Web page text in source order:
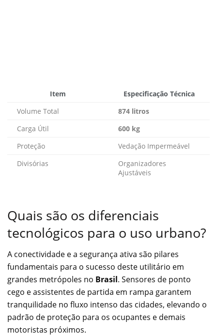
Item
Especificação Técnica
Volume Total
874 litros
Carga Útil
600 kg
Proteção
Vedação Impermeável
Divisórias
Organizadores
Ajustáveis
Quais são os diferenciais
tecnológicos para o uso urbano?
A conectividade e a segurança ativa são pilares
fundamentais para o sucesso deste utilitário em
grandes metrópoles no Brasil. Sensores de ponto
cego e assistentes de partida em rampa garantem
tranquilidade no fluxo intenso das cidades, elevando o
padrão de proteção para os ocupantes e demais
motoristas próximos.